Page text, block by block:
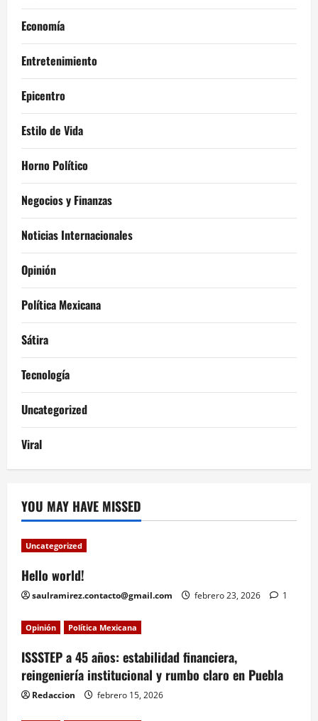
Economía
Entretenimiento
Epicentro
Estilo de Vida
Horno Político
Negocios y Finanzas
Noticias Internacionales
Opinión
Política Mexicana
Sátira
Tecnología
Uncategorized
Viral
YOU MAY HAVE MISSED
Uncategorized
Hello world!
saulramirez.contacto@gmail.com febrero 23, 2026 1
Opinión Política Mexicana
ISSSTEP a 45 años: estabilidad financiera,
reingeniería institucional y rumbo claro en Puebla
Redaccion febrero 15, 2026